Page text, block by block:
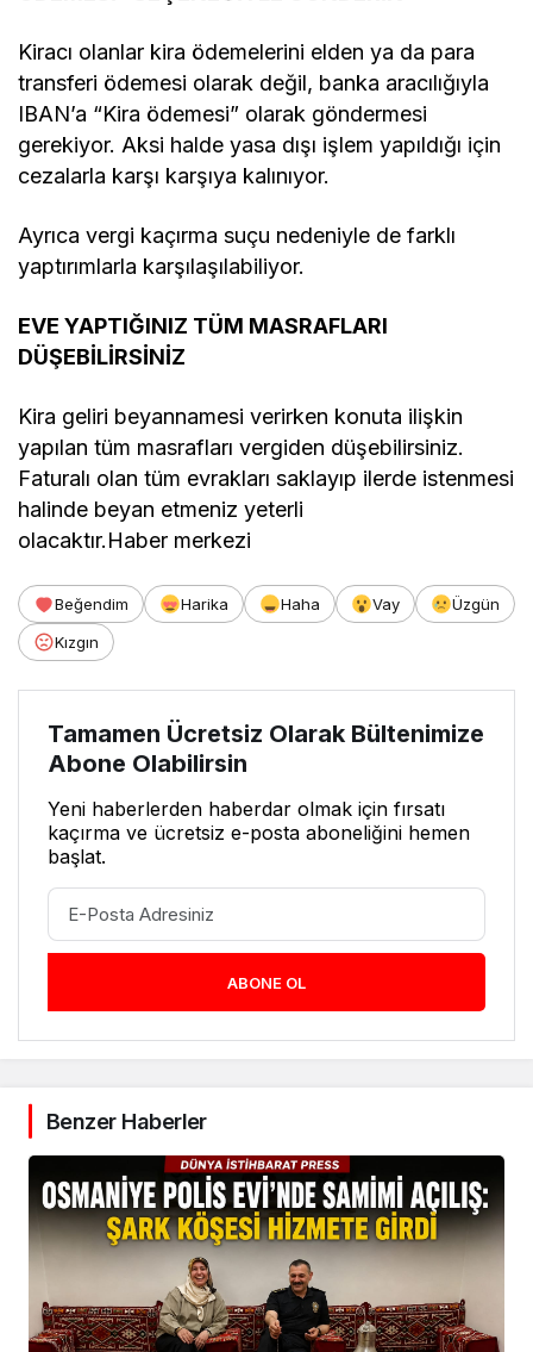
Kiracı olanlar kira ödemelerini elden ya da para
transferi ödemesi olarak değil, banka aracılığıyla
IBAN’a “Kira ödemesi” olarak göndermesi
gerekiyor. Aksi halde yasa dışı işlem yapıldığı için
cezalarla karşı karşıya kalınıyor.
Ayrıca vergi kaçırma suçu nedeniyle de farklı
yaptırımlarla karşılaşılabiliyor.
EVE YAPTIĞINIZ TÜM MASRAFLARI
DÜŞEBİLİRSİNİZ
Kira geliri beyannamesi verirken konuta ilişkin
yapılan tüm masrafları vergiden düşebilirsiniz.
Faturalı olan tüm evrakları saklayıp ilerde istenmesi
halinde beyan etmeniz yeterli
olacaktır.Haber merkezi
Beğendim Harika Haha Vay
Üzgün
Kızgın
Tamamen Ücretsiz Olarak Bültenimize
Abone Olabilirsin
Yeni haberlerden haberdar olmak için fırsatı
kaçırma ve ücretsiz e-posta aboneliğini hemen
başlat.
ABONE OL
Benzer Haberler